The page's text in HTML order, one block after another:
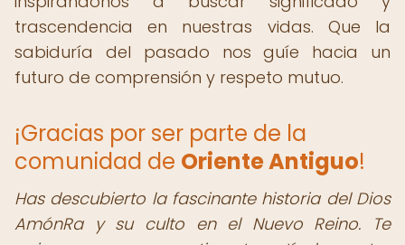
trascendencia en nuestras vidas. Que la
sabiduría del pasado nos guíe hacia un
futuro de comprensión y respeto mutuo.
¡Gracias por ser parte de la
comunidad de Oriente Antiguo!
Has descubierto la fascinante historia del Dios
AmónRa y su culto en el Nuevo Reino. Te